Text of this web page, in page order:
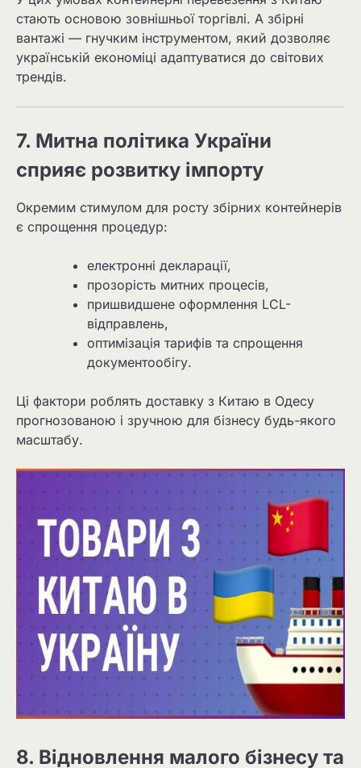
стають основою зовнішньої торгівлі. А збірні
вантажі — гнучким інструментом, який дозволяє
українській економіці адаптуватися до світових
трендів.
7. Митна політика України
сприяє розвитку імпорту
Окремим стимулом для росту збірних контейнерів
є спрощення процедур:
електронні декларації,
прозорість митних процесів,
пришвидшене оформлення LCL-
відправлень,
оптимізація тарифів та спрощення
документообігу.
Ці фактори роблять доставку з Китаю в Одесу
прогнозованою і зручною для бізнесу будь-якого
масштабу.
8. Відновлення малого бізнесу та